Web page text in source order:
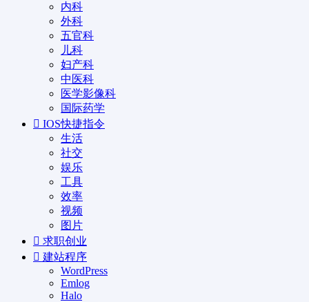
内科
外科
五官科
儿科
妇产科
中医科
医学影像科
国际药学
IOS快捷指令
生活
社交
娱乐
工具
效率
视频
图片
求职创业
建站程序
WordPress
Emlog
Halo